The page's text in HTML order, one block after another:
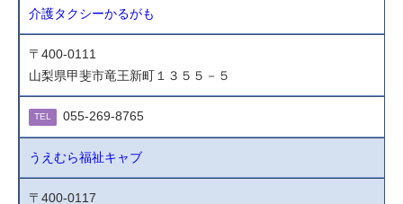
介護タクシーかるがも
〒400-0111
山梨県甲斐市竜王新町１３５５－５
TEL 055-269-8765
うえむら福祉キャブ
〒400-0117